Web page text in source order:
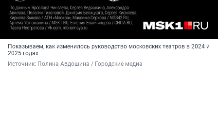
Показываем, как изменилось руководство московских театров в 2024 и
2025 годах
Источник: Полина Авдошина / Городские медиа